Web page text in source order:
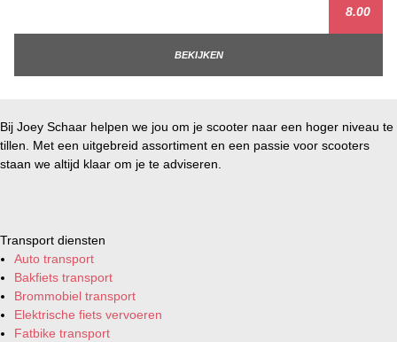
8.00
BEKIJKEN
Bij Joey Schaar helpen we jou om je scooter naar een hoger niveau te
tillen. Met een uitgebreid assortiment en een passie voor scooters
staan we altijd klaar om je te adviseren.
Transport diensten
Auto transport
Bakfiets transport
Brommobiel transport
Elektrische fiets vervoeren
Fatbike transport